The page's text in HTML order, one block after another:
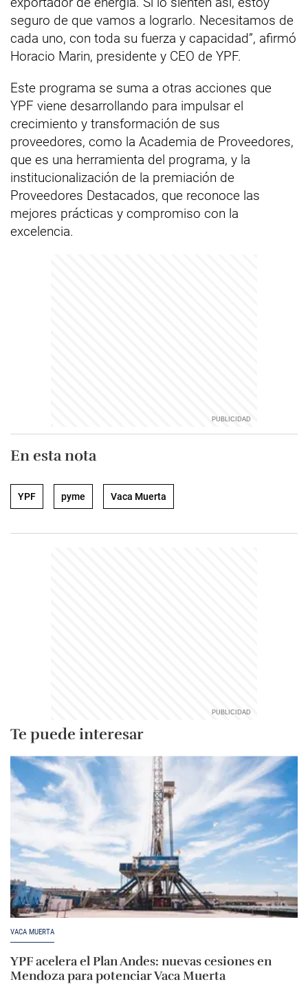
seguro de que vamos a lograrlo. Necesitamos de
cada uno, con toda su fuerza y capacidad”, afirmó
Horacio Marin, presidente y CEO de YPF.
Este programa se suma a otras acciones que
YPF viene desarrollando para impulsar el
crecimiento y transformación de sus
proveedores, como la Academia de Proveedores,
que es una herramienta del programa, y la
institucionalización de la premiación de
Proveedores Destacados, que reconoce las
mejores prácticas y compromiso con la
excelencia.
En esta nota
YPF pyme Vaca Muerta
Te puede interesar
VACA MUERTA
YPF acelera el Plan Andes: nuevas cesiones en
Mendoza para potenciar Vaca Muerta